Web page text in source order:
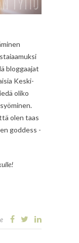
bloggaajat
Keski-
oliko
olen taas
goddess -